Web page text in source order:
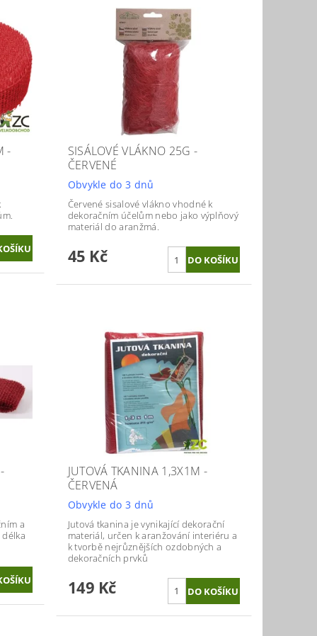
-
SISÁLOVÉ VLÁKNO 25G -
ČERVENÉ
Obvykle do 3 dnů
Červené sisalové vlákno vhodné k
dekoračním účelům nebo jako výplňový
materiál do aranžmá.
45 Kč
a
JUTOVÁ TKANINA 1,3X1M -
ČERVENÁ
Obvykle do 3 dnů
Jutová tkanina je vynikající dekorační
materiál, určen k aranžování interiéru a
k tvorbě nejrůznějších ozdobných a
dekoračních prvků
149 Kč